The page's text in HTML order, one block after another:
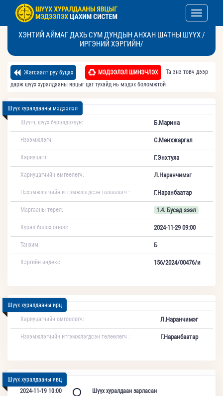
Toggle
ХЭНТИЙ АЙМАГ ДАХЬ СУМ ДУНДЫН АНХАН ШАТНЫ ШҮҮХ /
ИРГЭНИЙ ХЭРГИЙН/
Жагсаалт руу буцах МЭДЭЭЛЭЛ ШИНЭЧЛЭХ
Та энэ товч дээр
дарж шүүх хуралдааны явцыг цаг тухайд нь мэдэх боломжтой
Шүүх хуралдааны мэдээлэл
Шүүгч, шүүх бүрэлдэхүүн:
Б.Марина
Нэхэмжлэгч: С.Мөнхжаргал
Хариуцагч: Г.Энхтуяа
Хариуцагчийн өмгөөлөгч: Л.Наранчимэг
Нэхэмжлэгчийн итгэмжлэгдсэн төлөөлөгч : Г.Наранбаатар
Маргааны төрөл: 1.4. Бусад зээл
Хурал болох огноо: 2024-11-29 09:00
Танхим: Б
Хэргийн индекс: 156/2024/00476/и
Шүүх хуралдааны ирц
Хариуцагчийн өмгөөлөгч:
Л.Наранчимэг
Нэхэмжлэгчийн итгэмжлэгдсэн төлөөлөгч : Г.Наранбаатар
Шүүх хуралдааны явц
2024-11-19 10:00
Шүүх хуралдаан зарласан